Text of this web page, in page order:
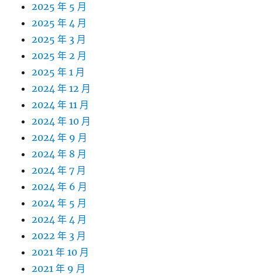
2025 年 5 月
2025 年 4 月
2025 年 3 月
2025 年 2 月
2025 年 1 月
2024 年 12 月
2024 年 11 月
2024 年 10 月
2024 年 9 月
2024 年 8 月
2024 年 7 月
2024 年 6 月
2024 年 5 月
2024 年 4 月
2022 年 3 月
2021 年 10 月
2021 年 9 月